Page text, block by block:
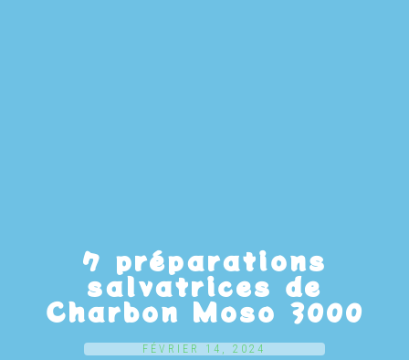
7 préparations
salvatrices de
Charbon Moso 3000
FÉVRIER 14, 2024